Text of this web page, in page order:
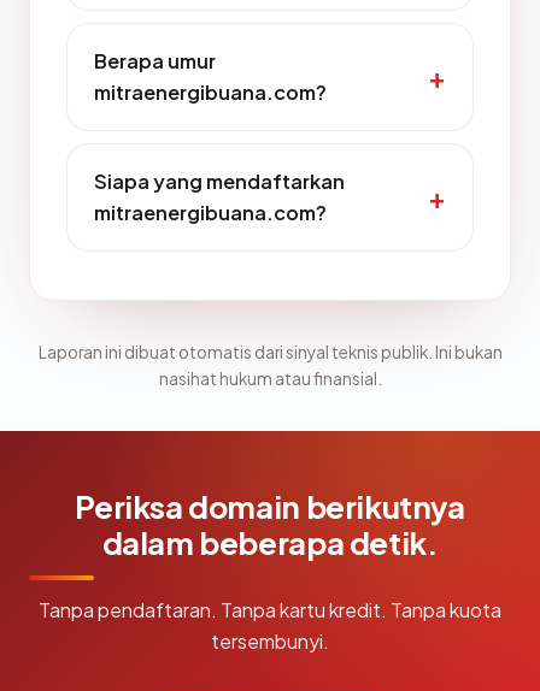
Berapa umur
mitraenergibuana.com?
Siapa yang mendaftarkan
mitraenergibuana.com?
Laporan ini dibuat otomatis dari sinyal teknis publik. Ini bukan
nasihat hukum atau finansial.
Periksa domain berikutnya
dalam beberapa detik.
Tanpa pendaftaran. Tanpa kartu kredit. Tanpa kuota
tersembunyi.